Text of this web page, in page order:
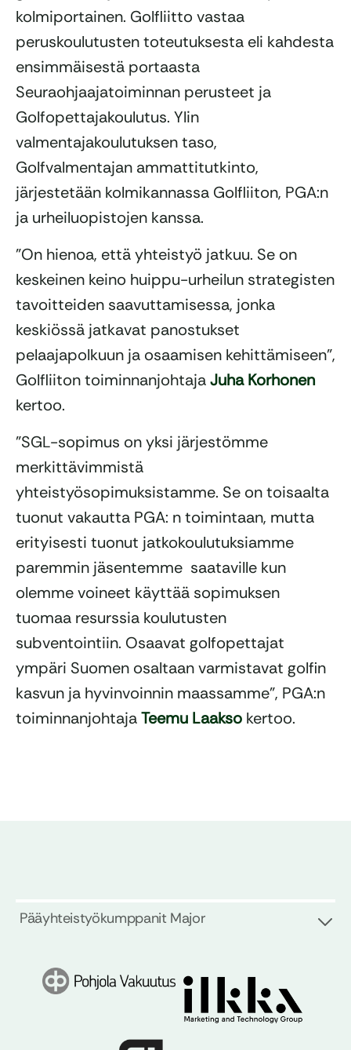
kolmiportainen. Golfliitto vastaa
peruskoulutusten toteutuksesta eli kahdesta
ensimmäisestä portaasta
Seuraohjaajatoiminnan perusteet ja
Golfopettajakoulutus. Ylin
valmentajakoulutuksen taso,
Golfvalmentajan ammattitutkinto,
järjestetään kolmikannassa Golfliiton, PGA:n
ja urheiluopistojen kanssa.
”On hienoa, että yhteistyö jatkuu. Se on
keskeinen keino huippu-urheilun strategisten
tavoitteiden saavuttamisessa, jonka
keskiössä jatkavat panostukset
pelaajapolkuun ja osaamisen kehittämiseen”,
Golfliiton toiminnanjohtajaJuha Korhonen
kertoo.
”SGL-sopimus on yksi järjestömme
merkittävimmistä
yhteistyösopimuksistamme. Se on toisaalta
tuonut vakautta PGA: n toimintaan, mutta
erityisesti tuonut jatkokoulutuksiamme
paremmin jäsentemme saataville kun
olemme voineet käyttää sopimuksen
tuomaa resurssia koulutusten
subventointiin. Osaavat golfopettajat
ympäri Suomen osaltaan varmistavat golfin
kasvun ja hyvinvoinnin maassamme”, PGA:n
toiminnanjohtajaTeemu Laakso kertoo.
Pääyhteistyökumppanit Major